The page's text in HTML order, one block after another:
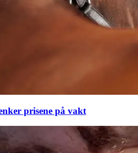
prisene på vakt